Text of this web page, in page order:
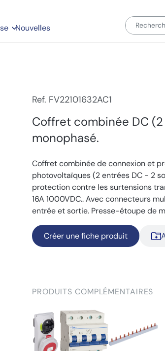
Nouvelles
Ref. FV22101632AC1
Coffret combinée DC
monophasé.
Coffret combinée de connexion et
photovoltaïques (2 entrées DC - 2
protection contre les surtensions
16A 1000VDC.. Avec connecteurs
entrée et sortie. Presse-étoupe de
Créer une fiche produit
PRODUITS COMPLÉMENTAIRES